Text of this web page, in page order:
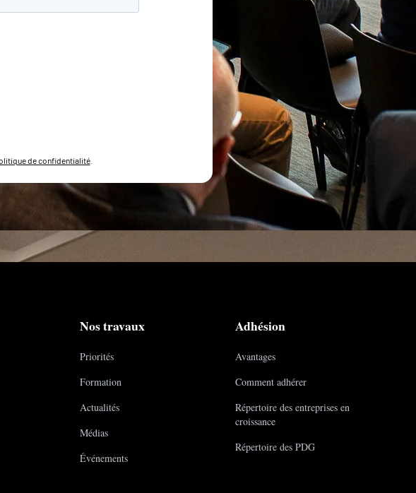
de confidentialité.
Nos travaux
Priorités
Formation
Actualités
Médias
Événements
Adhésion
Avantages
Comment adhérer
Répertoire des entreprises en
croissance
Répertoire des PDG